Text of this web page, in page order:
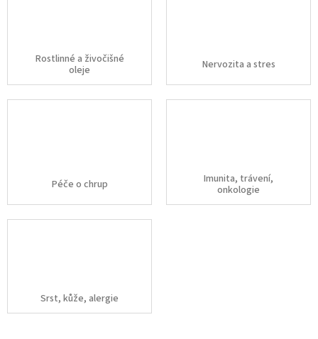
Rostlinné a živočišné
oleje
Nervozita a stres
Péče o chrup
Imunita, trávení,
onkologie
Srst, kůže, alergie